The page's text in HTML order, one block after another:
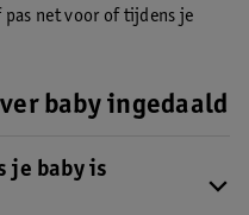
net voor of tijdens je
baby ingedaald
je baby is